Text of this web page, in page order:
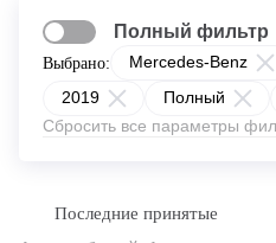
Выбрано: Mercedes-Benz
2019
Полный
Сбросить все параметры
Полный фильтр